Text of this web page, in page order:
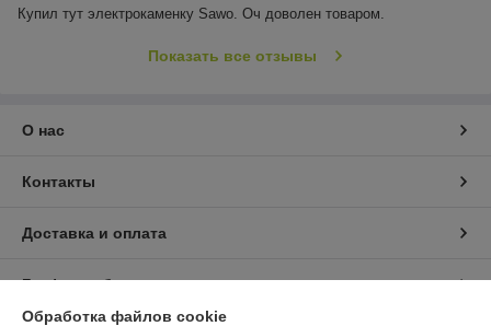
Купил тут электрокаменку Sawo. Оч доволен товаром.
Показать все отзывы
О нас
Контакты
Доставка и оплата
График работы
Обработка файлов cookie